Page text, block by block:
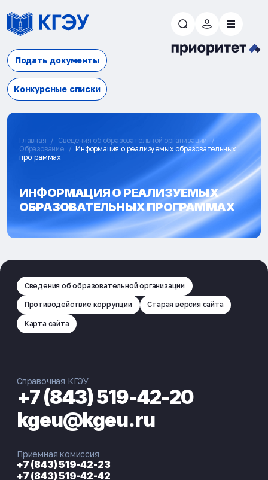
Подать документы
Конкурсные списки
Главная
Сведения об образовательной организации
Образование
Информация о реализуемых образовательных
программах
ИНФОРМАЦИЯ О РЕАЛИЗУЕМЫХ
ОБРАЗОВАТЕЛЬНЫХ ПРОГРАММАХ
Сведения об образовательной организации
Противодействие коррупции Старая версия сайта
Карта сайта
Справочная КГЭУ
+7 (843) 519-42-20
kgeu@kgeu.ru
Приемная комиссия
+7 (843) 519-42-23
+7 (843) 519-42-42